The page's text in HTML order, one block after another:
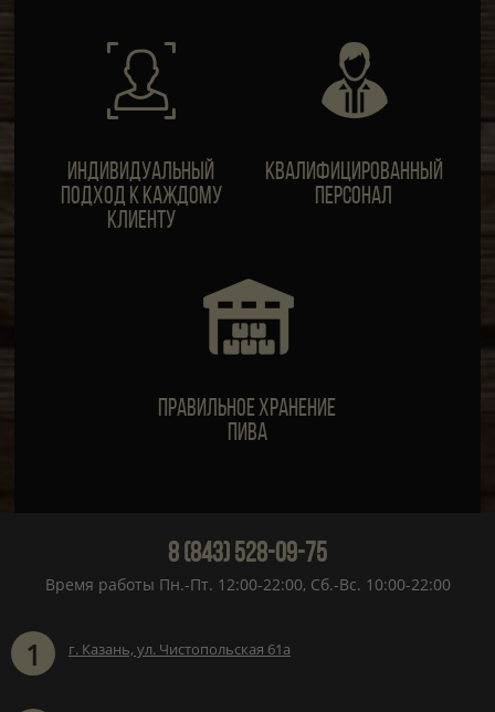
ИндивидуальныЙ
подход к каждому
клиенту
Квалифицированный
персонал
Правильное хранение
пива
8 (843) 528-09-75
Время работы Пн.-Пт. 12:00-22:00, Сб.-Вс. 10:00-22:00
1 г. Казань, ул. Чистопольская 61а